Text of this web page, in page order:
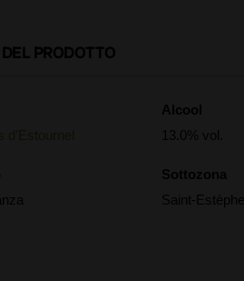
PRODOTTO
Alcool
13.0% vol.
Sottozona
Saint-Estèphe